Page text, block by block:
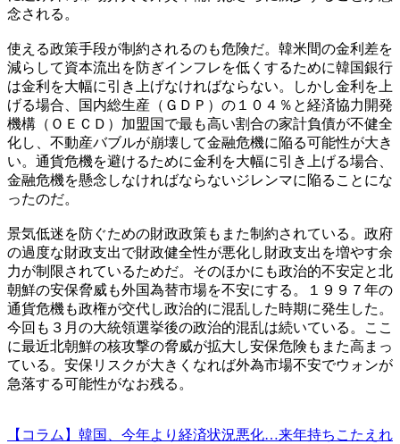
念される。
使える政策手段が制約されるのも危険だ。韓米間の金利差を
減らして資本流出を防ぎインフレを低くするために韓国銀行
は金利を大幅に引き上げなければならない。しかし金利を上
げる場合、国内総生産（ＧＤＰ）の１０４％と経済協力開発
機構（ＯＥＣＤ）加盟国で最も高い割合の家計負債が不健全
化し、不動産バブルが崩壊して金融危機に陥る可能性が大き
い。通貨危機を避けるために金利を大幅に引き上げる場合、
金融危機を懸念しなければならないジレンマに陥ることにな
ったのだ。
景気低迷を防ぐための財政政策もまた制約されている。政府
の過度な財政支出で財政健全性が悪化し財政支出を増やす余
力が制限されているためだ。そのほかにも政治的不安定と北
朝鮮の安保脅威も外国為替市場を不安にする。１９９７年の
通貨危機も政権が交代し政治的に混乱した時期に発生した。
今回も３月の大統領選挙後の政治的混乱は続いている。ここ
に最近北朝鮮の核攻撃の脅威が拡大し安保危険もまた高まっ
ている。安保リスクが大きくなれば外為市場不安でウォンが
急落する可能性がなお残る。
【コラム】韓国、今年より経済状況悪化…来年持ちこたえれ